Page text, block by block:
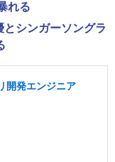
れる
シンガーソングラ
開発エンジニア